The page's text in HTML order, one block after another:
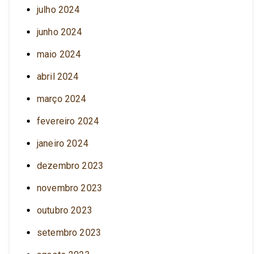
julho 2024
junho 2024
maio 2024
abril 2024
março 2024
fevereiro 2024
janeiro 2024
dezembro 2023
novembro 2023
outubro 2023
setembro 2023